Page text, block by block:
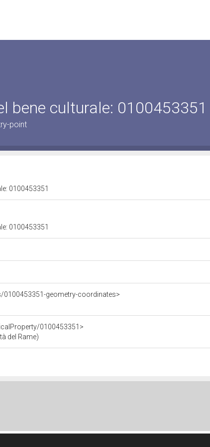
bene culturale: 0100453351
point
0100453351
0100453351
geometry-coordinates>
0100453351>
del Rame)